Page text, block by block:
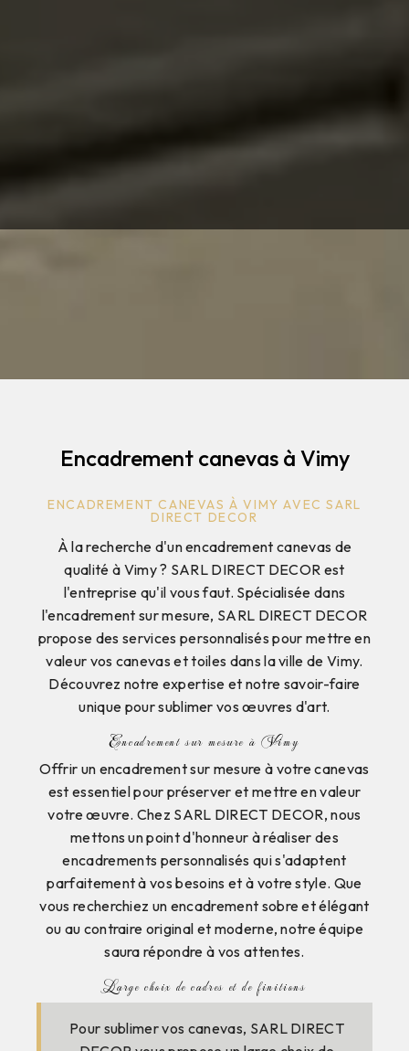
Encadrement canevas à Vimy
ENCADREMENT CANEVAS À VIMY AVEC SARL
DIRECT DECOR
À la recherche d'un encadrement canevas de
qualité à Vimy ? SARL DIRECT DECOR est
l'entreprise qu'il vous faut. Spécialisée dans
l'encadrement sur mesure, SARL DIRECT DECOR
propose des services personnalisés pour mettre en
valeur vos canevas et toiles dans la ville de Vimy.
Découvrez notre expertise et notre savoir-faire
unique pour sublimer vos œuvres d'art.
Encadrement sur mesure à Vimy
Offrir un encadrement sur mesure à votre canevas
est essentiel pour préserver et mettre en valeur
votre œuvre. Chez SARL DIRECT DECOR, nous
mettons un point d'honneur à réaliser des
encadrements personnalisés qui s'adaptent
parfaitement à vos besoins et à votre style. Que
vous recherchiez un encadrement sobre et élégant
ou au contraire original et moderne, notre équipe
saura répondre à vos attentes.
Large choix de cadres et de finitions
Pour sublimer vos canevas, SARL DIRECT